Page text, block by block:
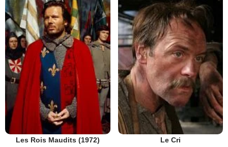
Les Rois Maudits (1972) Le Cri